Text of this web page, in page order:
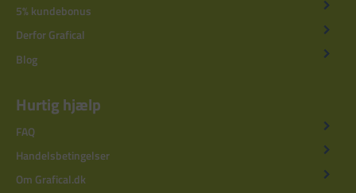
5% kundebonus
Derfor Grafical
Blog
Hurtig hjælp
FAQ
Handelsbetingelser
Om Grafical.dk